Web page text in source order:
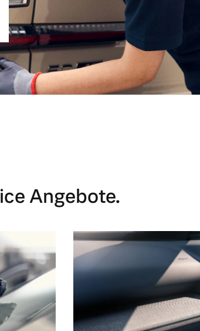
Angebote.